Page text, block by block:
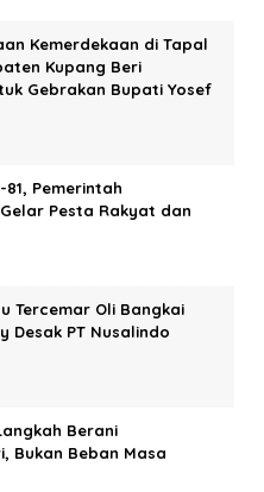
Kemerdekaan di Tapal
Kupang Beri
Gebrakan Bupati Yosef
81, Pemerintah
Pesta Rakyat dan
Tercemar Oli Bangkai
Desak PT Nusalindo
Berani
Bukan Beban Masa